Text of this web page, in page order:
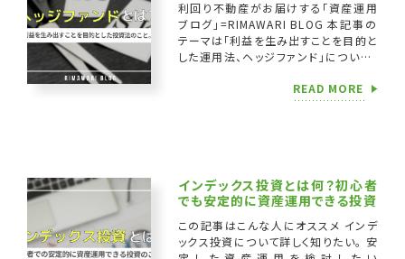
利回り不動産がお届けする「資産運用
ブログ」=RIMAWARI BLOG 本記事の
テーマは「利益を生み出すことを目的と
した運用法、ヘッジファンド」について。
歴史をわかりやすく説明 ヘッ […]
READ MORE
インデックス投資とは何？初心者
でも安定的に資産運用できる投資
この記事はこんな人にオススメ インデ
ックス投資について詳しく知りたい。 安